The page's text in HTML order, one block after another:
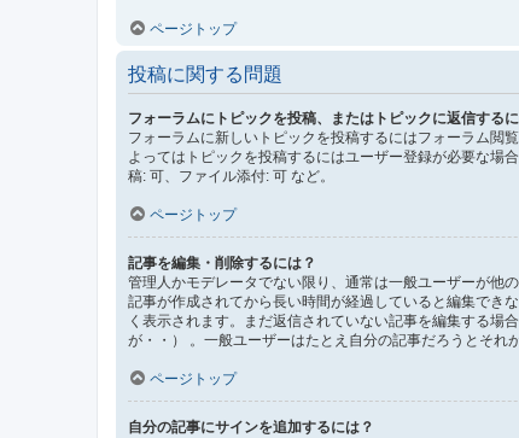
ページトップ
投稿に関する問題
フォーラムにトピックを投稿、またはトピックに返信する
フォーラムに新しいトピックを投稿するにはフォーラム閲
よってはトピックを投稿するにはユーザー登録が必要な場
稿: 可、ファイル添付: 可 など。
ページトップ
記事を編集・削除するには？
管理人かモデレータでない限り、通常は一般ユーザーが他
記事が作成されてから長い時間が経過していると編集でき
く表示されます。まだ返信されていない記事を編集する場
が・・） 。一般ユーザーはたとえ自分の記事だろうとそれ
ページトップ
自分の記事にサインを追加するには？